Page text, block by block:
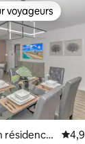
les
voyageurs
résidence